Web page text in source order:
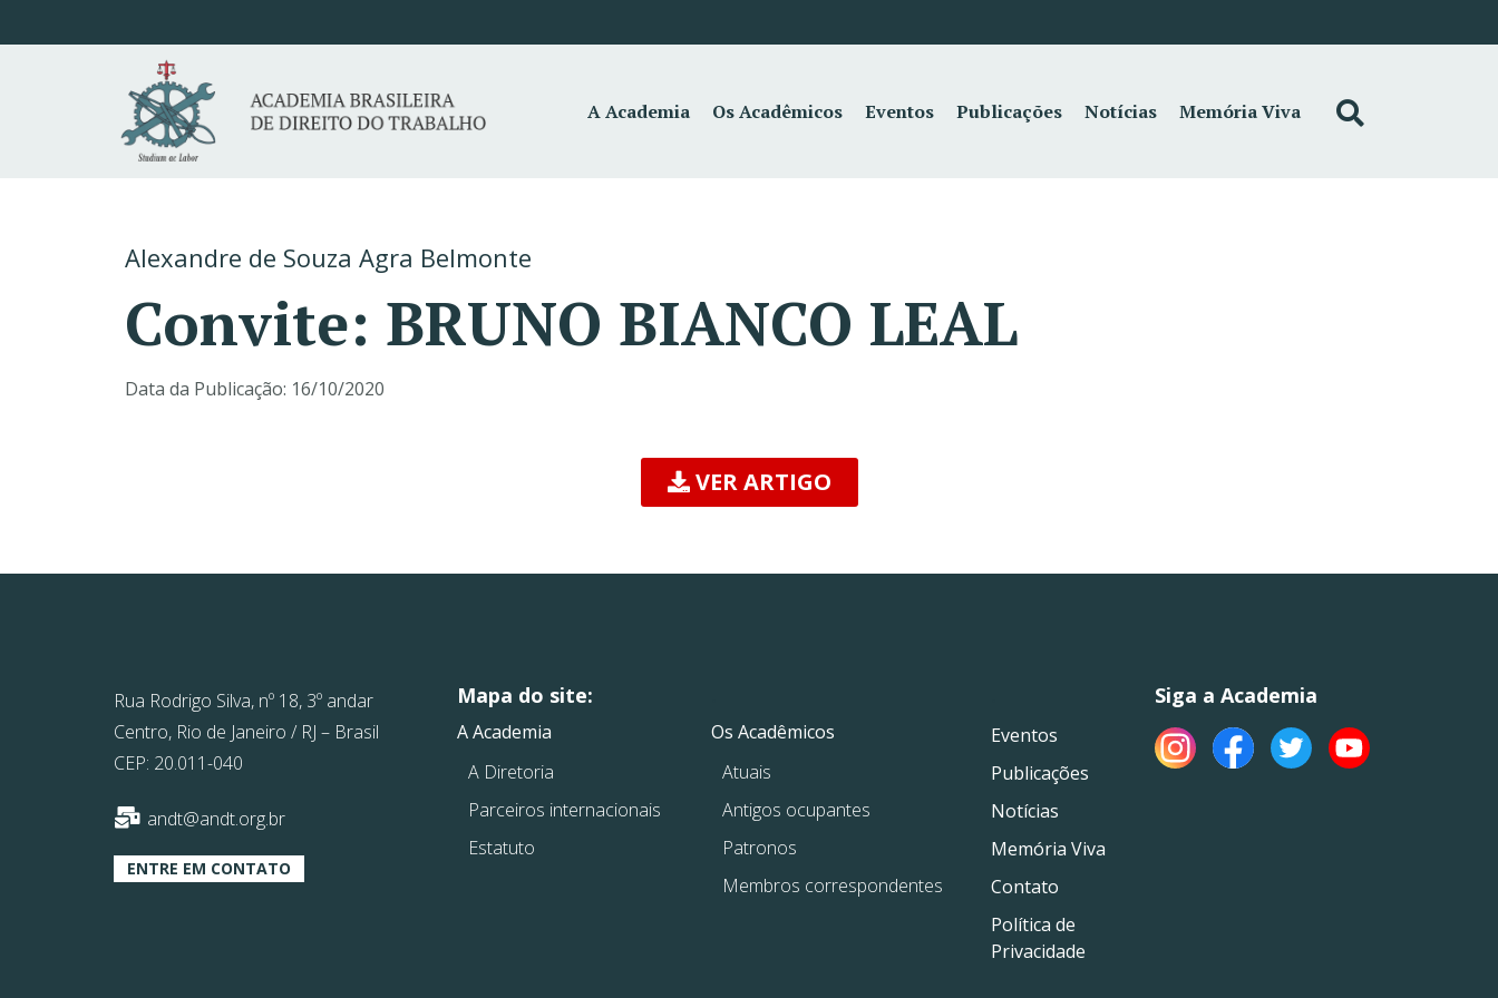
A Academia Os Acadêmicos Eventos Publicações Notícias Memória Viva
Alexandre de Souza Agra Belmonte
Convite: BRUNO BIANCO LEAL
Data da Publicação: 16/10/2020
VER ARTIGO
Rua Rodrigo Silva, nº 18, 3º andar
Centro, Rio de Janeiro / RJ – Brasil
CEP: 20.011-040
andt@andt.org.br
ENTRE EM CONTATO
Mapa do site:
A Academia
A Diretoria
Parceiros internacionais
Estatuto
Os Acadêmicos
Atuais
Antigos ocupantes
Patronos
Membros correspondentes
Eventos
Publicações
Notícias
Memória Viva
Contato
Política de
Privacidade
Siga a Academia